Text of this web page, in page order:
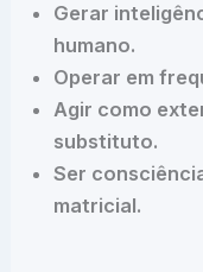
Gerar
humano.
Operar em
Agir como
substituto.
Ser
matricial.